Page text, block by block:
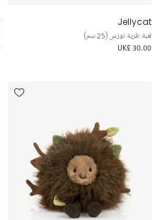
Jellycat
لعبة طرية نورس (25 سم)
UK£ 30.00